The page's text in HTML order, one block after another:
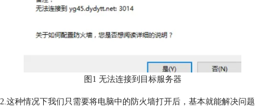
图1 无法连接到目标服务器
2.这种情况下我们只需要将电脑中的防火墙打开后，基本就能解决问题